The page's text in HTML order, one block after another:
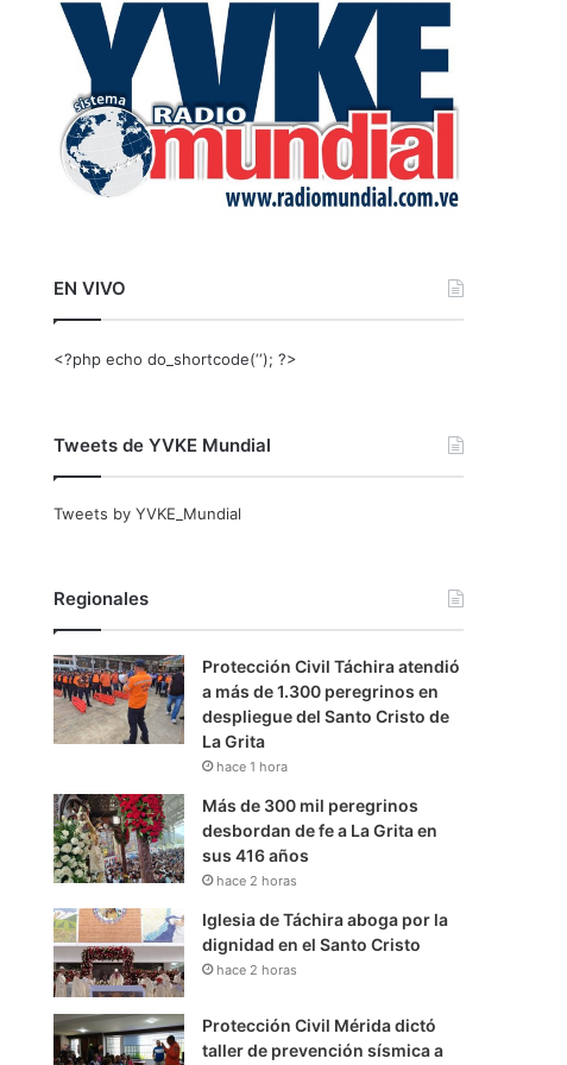
r
EN VIVO
<?php echo do_shortcode(‘‘); ?>
Tweets de YVKE Mundial
Tweets by YVKE_Mundial
Regionales
Protección Civil Táchira atendió
a más de 1.300 peregrinos en
despliegue del Santo Cristo de
La Grita
hace 1 hora
Más de 300 mil peregrinos
desbordan de fe a La Grita en
sus 416 años
hace 2 horas
Iglesia de Táchira aboga por la
dignidad en el Santo Cristo
hace 2 horas
Protección Civil Mérida dictó
taller de prevención sísmica a